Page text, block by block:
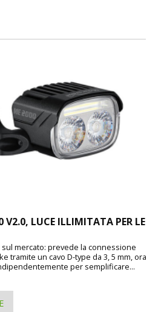
V2.0, LUCE ILLIMITATA PER LE
mercato: prevede la connessione
tramite un cavo D-type da 3, 5 mm, ora
per semplificare...